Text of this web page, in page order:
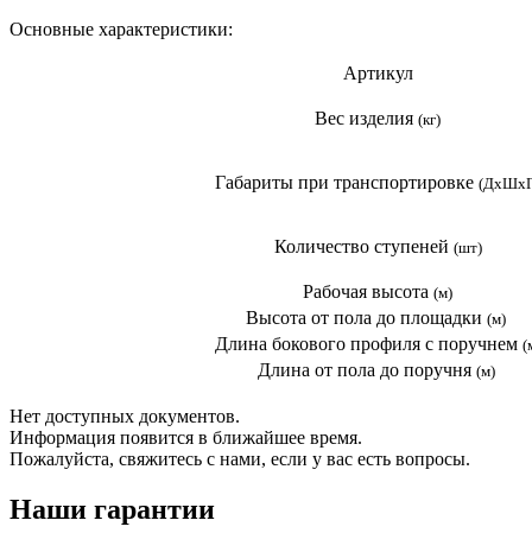
Основные характеристики:
Артикул
Вес изделия (кг)
Габариты при транспортировке
Количество ступеней (шт)
Рабочая высота (м)
Высота от пола до площадки (м)
Длина бокового профиля с поручнем
Длина от пола до поручня (м)
Нет доступных документов.
Информация появится в ближайшее время.
Пожалуйста, свяжитесь с нами, если у вас есть вопросы.
Наши гарантии